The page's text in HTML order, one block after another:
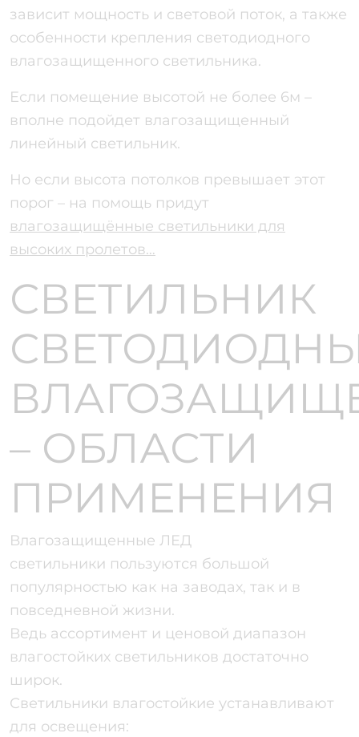
зависит мощность и световой поток, а также
особенности крепления светодиодного
влагозащищенного светильника.
Если помещение высотой не более 6м –
вполне подойдет влагозащищенный
линейный светильник.
Но если высота потолков превышает этот
порог – на помощь придут
влагозащищённые светильники для
высоких пролетов…
СВЕТИЛЬНИК
– ОБЛАСТИ
ПРИМЕНЕНИЯ
Влагозащищенные ЛЕД
светильники пользуются большой
популярностью как на заводах, так и в
повседневной жизни.
Ведь ассортимент и ценовой диапазон
влагостойких светильников достаточно
широк.
Светильники влагостойкие устанавливают
для освещения: